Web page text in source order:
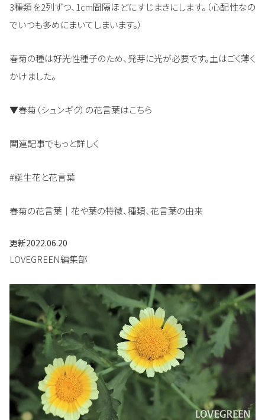
3種類を2列ずつ、1cm間隔ほどにすじまきにします。（心配性なの
でいつも多めにまいてしまいます。）
春菊の種は好光性種子のため、発芽に光が必要です。土はごく薄く
かけました。
▼春菊（シュンギク）の花言葉はこちら
関連記事でもっと詳しく
#誕生花と花言葉
春菊の花言葉｜花や葉の特徴、種類、花言葉の由来
更新2022.06.20
LOVEGREEN編集部